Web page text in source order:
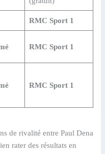
RMC Sport 1
RMC Sport 1
RMC Sport 1
de rivalité entre Paul Dena
rater des résultats en